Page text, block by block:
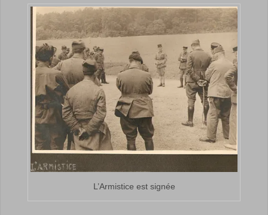
L’Armistice est signée